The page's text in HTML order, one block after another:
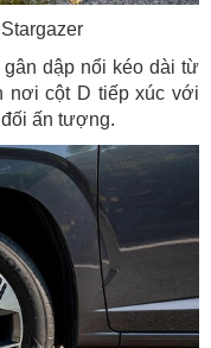
dập nổi kéo dài từ
nơi cột D tiếp xúc với
ấn tượng.